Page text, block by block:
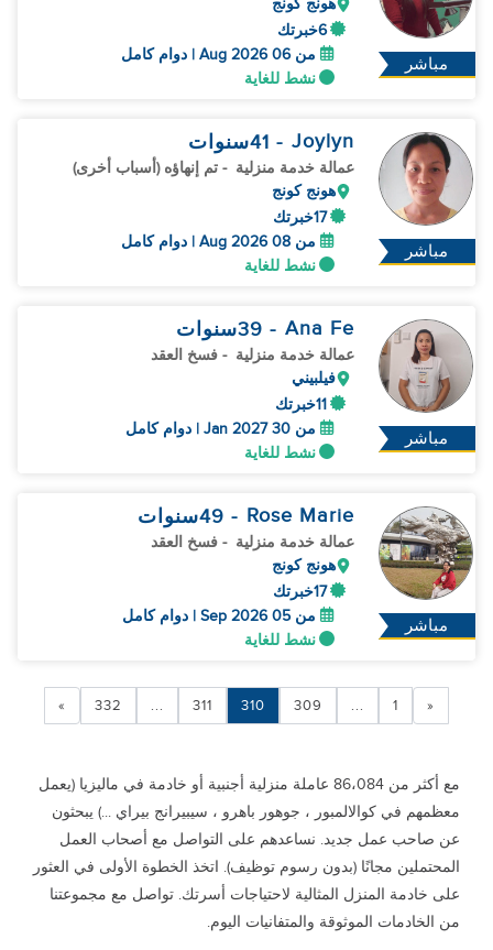
مباشر
هونج كونج
6خبرتك
من 06 Aug 2026 | دوام كامل
نشط للغاية
مباشر
Joylyn
- 41 سنوات
عمالة خدمة منزلية - تم إنهاؤه (أسباب أخرى)
هونج كونج
17خبرتك
من 08 Aug 2026 | دوام كامل
نشط للغاية
مباشر
Ana Fe
- 39 سنوات
عمالة خدمة منزلية - فسخ العقد
فيلبيني
11خبرتك
من 30 Jan 2027 | دوام كامل
نشط للغاية
مباشر
Rose Marie
- 49 سنوات
عمالة خدمة منزلية - فسخ العقد
هونج كونج
17خبرتك
من 05 Sep 2026 | دوام كامل
نشط للغاية
«
1
...
309
310
311
...
332
»
مع أكثر من 86،084 عاملة منزلية أجنبية أو خادمة في ماليزيا (يعمل
معظمهم في كوالالمبور ، جوهور باهرو ، سيبيرانج بيراي ...) يبحثون
عن صاحب عمل جديد. نساعدهم على التواصل مع أصحاب العمل
المحتملين مجانًا (بدون رسوم توظيف). اتخذ الخطوة الأولى في العثور
على خادمة المنزل المثالية لاحتياجات أسرتك. تواصل مع مجموعتنا
من الخادمات الموثوقة والمتفانيات اليوم.